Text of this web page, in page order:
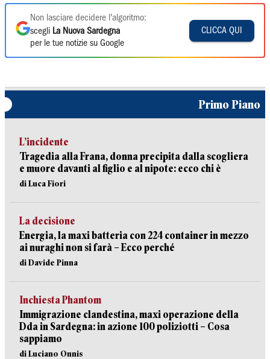
Non lasciare decidere l'algoritmo:
scegli La Nuova Sardegna
per le tue notizie su Google
CLICCA QUI
Primo Piano
L’incidente
Tragedia alla Frana, donna precipita dalla scogliera
e muore davanti al figlio e al nipote: ecco chi è
di Luca Fiori
La decisione
Energia, la maxi batteria con 224 container in mezzo
ai nuraghi non si farà – Ecco perché
di Davide Pinna
Inchiesta Phantom
Immigrazione clandestina, maxi operazione della
Dda in Sardegna: in azione 100 poliziotti – Cosa
sappiamo
di Luciano Onnis